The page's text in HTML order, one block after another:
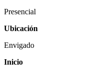
Presencial
Ubicación
Envigado
Inicio